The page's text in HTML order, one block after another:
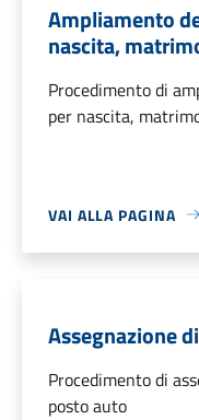
Ampliamento
nascita,
Procedimento di
per nascita,
VAI ALLA PAGINA
Assegnazione
Procedimento di
posto auto